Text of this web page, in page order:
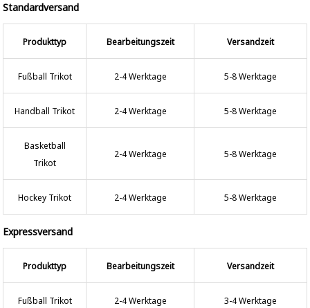
Standardversand
Produkttyp Bearbeitungszeit Versandzeit
Fußball Trikot 2-4 Werktage 5-8 Werktage
Handball Trikot 2-4 Werktage 5-8 Werktage
Basketball
Trikot
2-4 Werktage 5-8 Werktage
Hockey Trikot 2-4 Werktage 5-8 Werktage
Expressversand
Produkttyp Bearbeitungszeit Versandzeit
Fußball Trikot 2-4 Werktage 3-4 Werktage